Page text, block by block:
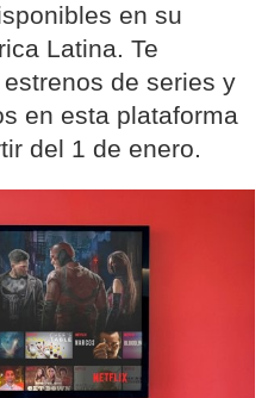
en su
Latina. Te
de series y
en esta plataforma
del 1 de enero.